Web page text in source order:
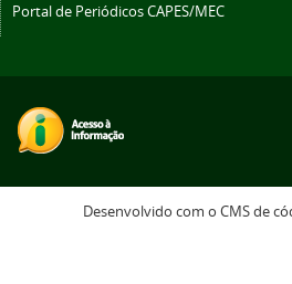
Portal de Periódicos CAPES/MEC
Desenvolvido com o CMS de